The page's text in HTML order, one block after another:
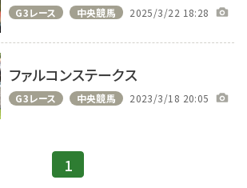
G3レース 中央競馬 2025/3/22 18:28
ファルコンステークス
G3レース 中央競馬 2023/3/18 20:05
1